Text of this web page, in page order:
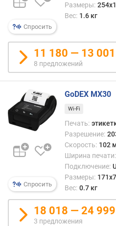
п
о
т
ы
п
д
т
е
о
б
а
в
л
Спросить
Размеры:
Вес: 1.6 кг
11 180 — 13 001
8 предложений
Спросить
GoDEX MX30
Wi-Fi
Печать:
Разрешение:
Скорость: 102
Ширина печати:
Подключение:
Размеры:
Вес: 0.7 кг
18 018 — 24 999
3 предложения